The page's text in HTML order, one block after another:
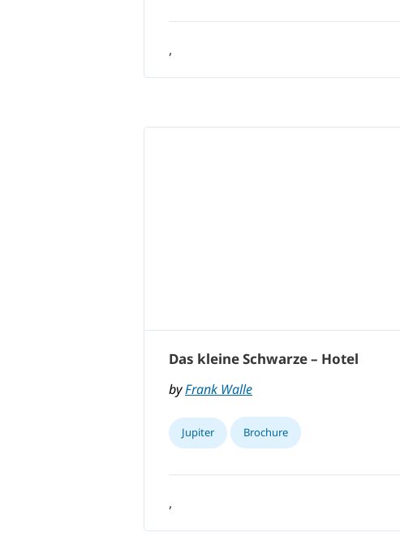
,
Das kleine Schwarze – Hotel
byFrank Walle
Jupiter Brochure
,